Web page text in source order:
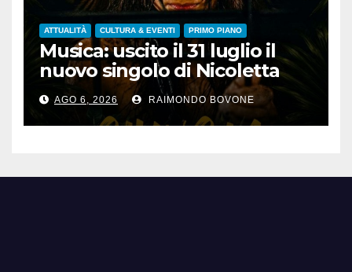
ATTUALITÀ CULTURA & EVENTI PRIMO PIANO
Musica: uscito il 31 luglio il
nuovo singolo di Nicoletta
Pedrini, ‘Giungla’
AGO 6, 2026 RAIMONDO BOVONE